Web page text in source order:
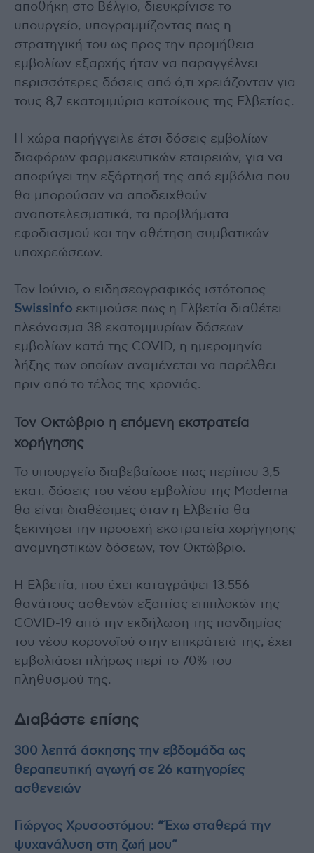
αποθήκη στο Βέλγιο, διευκρίνισε το
υπουργείο, υπογραμμίζοντας πως η
στρατηγική του ως προς την προμήθεια
εμβολίων εξαρχής ήταν να παραγγέλνει
περισσότερες δόσεις από ό,τι χρειάζονταν για
τους 8,7 εκατομμύρια κατοίκους της Ελβετίας.
Η χώρα παρήγγειλε έτσι δόσεις εμβολίων
διαφόρων φαρμακευτικών εταιρειών, για να
αποφύγει την εξάρτησή της από εμβόλια που
θα μπορούσαν να αποδειχθούν
αναποτελεσματικά, τα προβλήματα
εφοδιασμού και την αθέτηση συμβατικών
υποχρεώσεων.
Τον Ιούνιο, ο ειδησεογραφικός ιστότοπος
Swissinfo εκτιμούσε πως η Ελβετία διαθέτει
πλεόνασμα 38 εκατομμυρίων δόσεων
εμβολίων κατά της COVID, η ημερομηνία
λήξης των οποίων αναμένεται να παρέλθει
πριν από το τέλος της χρονιάς.
Τον Οκτώβριο η επόμενη εκστρατεία
χορήγησης
Το υπουργείο διαβεβαίωσε πως περίπου 3,5
εκατ. δόσεις του νέου εμβολίου της Moderna
θα είναι διαθέσιμες όταν η Ελβετία θα
ξεκινήσει την προσεχή εκστρατεία χορήγησης
αναμνηστικών δόσεων, τον Οκτώβριο.
Η Ελβετία, που έχει καταγράψει 13.556
θανάτους ασθενών εξαιτίας επιπλοκών της
COVID-19 από την εκδήλωση της πανδημίας
του νέου κορονοϊού στην επικράτειά της, έχει
εμβολιάσει πλήρως περί το 70% του
πληθυσμού της.
Διαβάστε επίσης
300 λεπτά άσκησης την εβδομάδα ως
θεραπευτική αγωγή σε 26 κατηγορίες
ασθενειών
Γιώργος Χρυσοστόμου: “Έχω σταθερά την
ψυχανάλυση στη ζωή μου”